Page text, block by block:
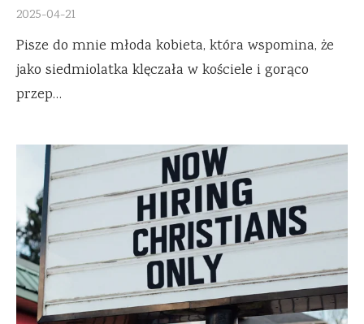
2025-04-21
Pisze do mnie młoda kobieta, która wspomina, że
jako siedmiolatka klęczała w kościele i gorąco
przep…